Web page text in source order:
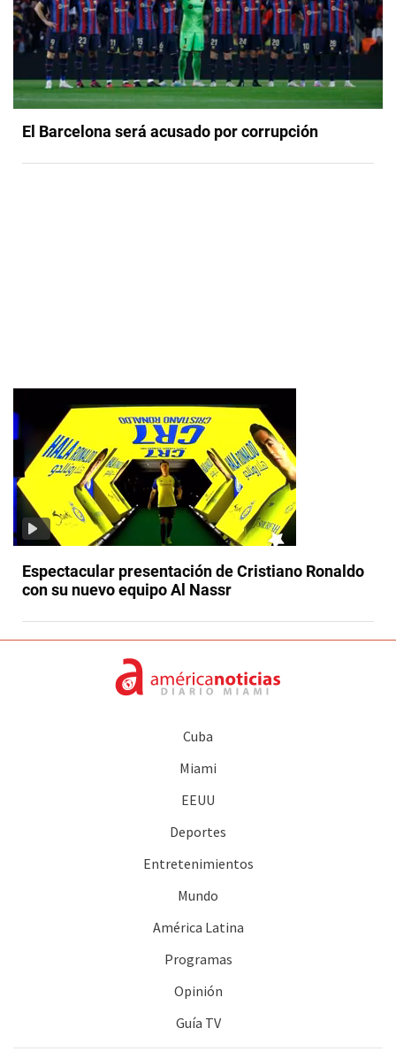
El Barcelona será acusado por corrupción
Espectacular presentación de Cristiano Ronaldo
con su nuevo equipo Al Nassr
Cuba
Miami
EEUU
Deportes
Entretenimientos
Mundo
América Latina
Programas
Opinión
Guía TV